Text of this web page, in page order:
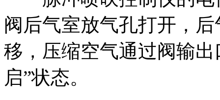
阀后气室放气孔打开，
移，压缩空气通过阀输
启”状态。